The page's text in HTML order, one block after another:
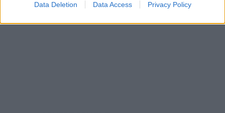
Data Deletion Data Access Privacy Policy